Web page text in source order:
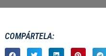
COMPÁRTELA: